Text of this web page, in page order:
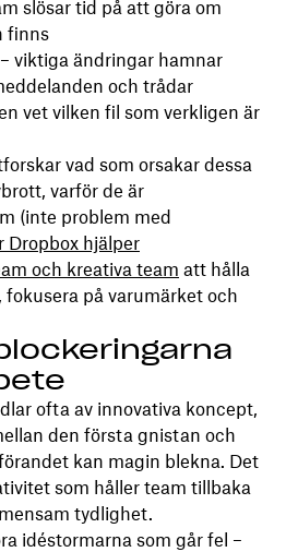
slösar tid på att göra om
finns
viktiga ändringar hamnar
och trådar
vet vilken fil som verkligen är
vad som orsakar dessa
varför de är
(inte problem med
Dropbox hjälper
och kreativa team att hålla
fokusera på varumärket och
ofta av innovativa koncept,
den första gnistan och
kan magin blekna. Det
som håller team tillbaka
tydlighet.
idéstormarna som går fel –